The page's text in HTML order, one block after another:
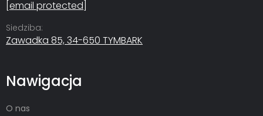
[email protected]
Siedziba:
Zawadka 85, 34-650 TYMBARK
Nawigacja
O nas